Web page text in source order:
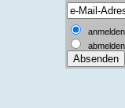
anmelden
abmelden